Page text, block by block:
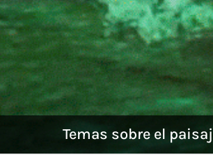
Temas sobre el